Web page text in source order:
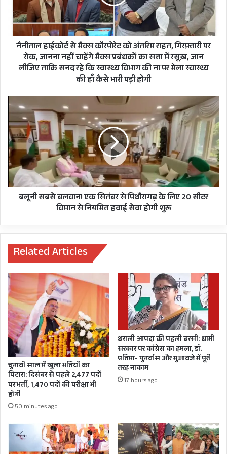
उत्तराखंड में 3 लाख 23 हजार 377
संक्रमित मरीज हो चुके हैं स्वस्थ
उत्तराखंड में 95% संक्रमित मरीज हो चुके
हैं स्वस्थ
देहरादून में 47, अल्मोड़ा में 21, नैनीताल
में 14, चंपावत में 13, हरिद्वार और
पिथौरागढ़ में 12-12, उधमसिंह नगर में
10, उत्तरकाशी में 8, चमोली में 6,
बागेश्वर में 5, पौड़ी और रुद्रप्रयाग में 2-
2, टिहरी में हुई 1 नए संक्रमित मरीज की
पुष्टि
COVID DATA UTTARAKHAND
अंतरिम
राहत,
गिरफ़्तारी
जानना
मैक्स
प्रबंधकों
का
सत्ता
में
रसूख़,
जान
लीजिए
ताकि
सनद
स्वास्थ्य
विभाग
की
मेला
स्वास्थ्य
की
हाँ
कैसे
भारी
पड़ी
होगी
नैनीताल हाईकोर्ट से मैक्स कॉरपोरेट को अंतरिम राहत, गिरफ़्तारी पर
रोक, जानना नहीं चाहेंगे मैक्स प्रबंधकों का सत्ता में रसूख़, जान
लीजिए ताकि सनद रहे कि स्वास्थ्य विभाग की ना पर मेला स्वास्थ्य
की हाँ कैसे भारी पड़ी होगी
बलूनी
सबसे
बलवान!
एक
सितंबर
से
पिथौरागढ़
के
लिए
से
हवाई
सेवा
होगी
शुरू
बलूनी सबसे बलवान! एक सितंबर से पिथौरागढ़ के लिए 20 सीटर
विमान से नियमित हवाई सेवा होगी शुरू
Related Articles
चुनावी साल में खुला भर्तियों का
पिटारा: दिसंबर से पहले 2,477 पदों
पर भर्ती, 1,470 पदों की परीक्षा भी
होगी
50 minutes ago
धराली आपदा की पहली बरसी: धामी
सरकार पर कांग्रेस का हमला, डॉ.
प्रतिमा- पुनर्वास और मुआवजे में पूरी
तरह नाकाम
17 hours ago